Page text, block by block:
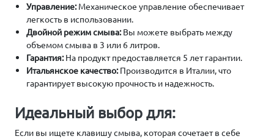
Управление:Механическое управление обеспечивает
легкость в использовании.
Двойной режим смыва:Вы можете выбрать между
объемом смыва в 3 или 6 литров.
Гарантия:На продукт предоставляется 5 лет гарантии.
Итальянское качество:Производится в Италии, что
гарантирует высокую прочность и надежность.
Идеальный выбор для:
Если вы ищете клавишу смыва, которая сочетает в себе